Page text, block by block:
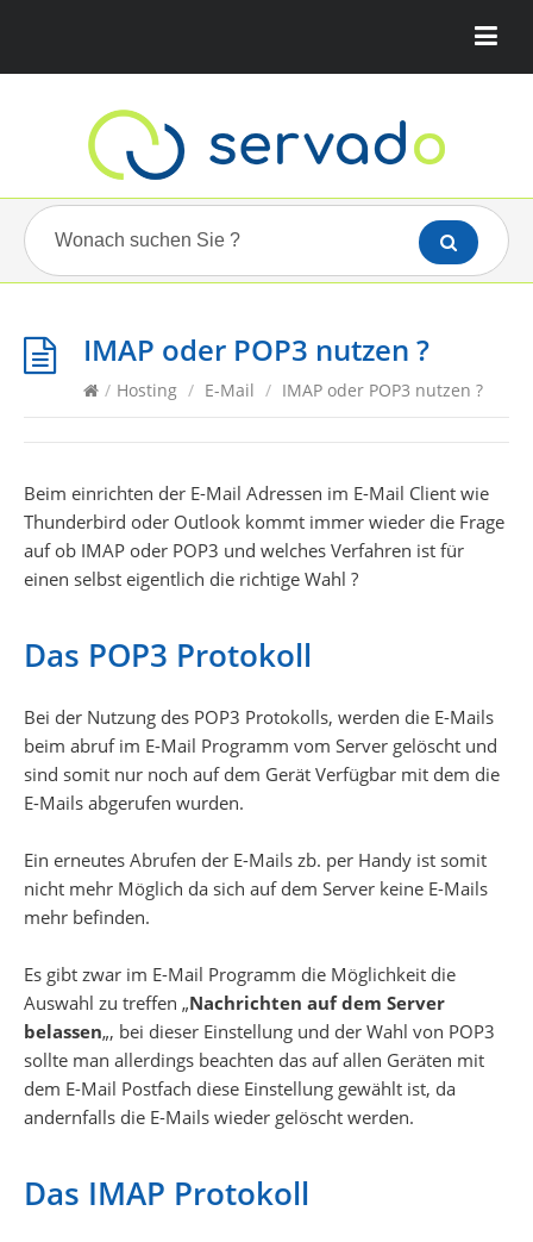
IMAP oder POP3 nutzen ?
/ Hosting / E-Mail / IMAP oder POP3 nutzen ?
Beim einrichten der E-Mail Adressen im E-Mail Client wie
Thunderbird oder Outlook kommt immer wieder die Frage
auf ob IMAP oder POP3 und welches Verfahren ist für
einen selbst eigentlich die richtige Wahl ?
Das POP3 Protokoll
Bei der Nutzung des POP3 Protokolls, werden die E-Mails
beim abruf im E-Mail Programm vom Server gelöscht und
sind somit nur noch auf dem Gerät Verfügbar mit dem die
E-Mails abgerufen wurden.
Ein erneutes Abrufen der E-Mails zb. per Handy ist somit
nicht mehr Möglich da sich auf dem Server keine E-Mails
mehr befinden.
Es gibt zwar im E-Mail Programm die Möglichkeit die
Auswahl zu treffen „Nachrichten auf dem Server
belassen„, bei dieser Einstellung und der Wahl von POP3
sollte man allerdings beachten das auf allen Geräten mit
dem E-Mail Postfach diese Einstellung gewählt ist, da
andernfalls die E-Mails wieder gelöscht werden.
Das IMAP Protokoll